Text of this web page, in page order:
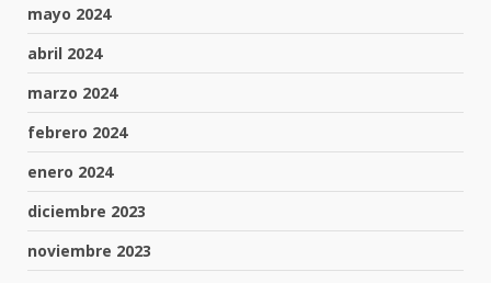
mayo 2024
abril 2024
marzo 2024
febrero 2024
enero 2024
diciembre 2023
noviembre 2023